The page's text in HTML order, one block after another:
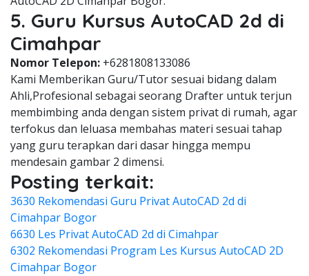
5. Guru Kursus AutoCAD 2d di
Cimahpar
Nomor Telepon: +6281808133086
Kami Memberikan Guru/Tutor sesuai bidang dalam
Ahli,Profesional sebagai seorang Drafter untuk terjun
membimbing anda dengan sistem privat di rumah, agar
terfokus dan leluasa membahas materi sesuai tahap
yang guru terapkan dari dasar hingga mempu
mendesain gambar 2 dimensi.
Posting terkait:
3630 Rekomendasi Guru Privat AutoCAD 2d di
Cimahpar Bogor
6630 Les Privat AutoCAD 2d di Cimahpar
6302 Rekomendasi Program Les Kursus AutoCAD 2D
Cimahpar Bogor